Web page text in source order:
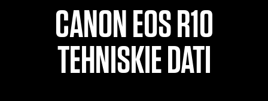
CANON EOS R10
TEHNISKIE DATI